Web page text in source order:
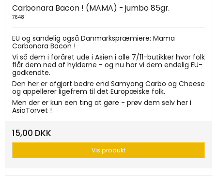
Carbonara Bacon ! (MAMA) - jumbo 85gr.
7648
EU og sandelig også Danmarkspræmiere: Mama
Carbonara Bacon !
Vi så dem i foråret ude i Asien i alle 7/11-butikker hvor folk
flår dem ned af hylderne - og nu har vi dem endelig EU-
godkendte.
Den her er afgjort bedre end Samyang Carbo og Cheese
og appellerer ligefrem til det Europæiske folk.
Men der er kun een ting at gøre - prøv dem selv her i
AsiaTorvet !
15,00 DKK
Vis produkt